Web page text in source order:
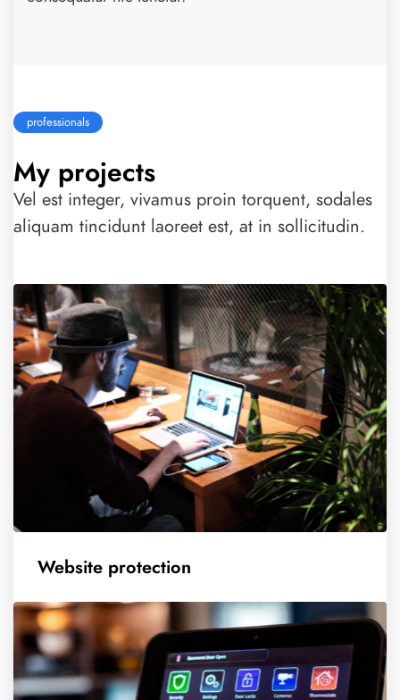
professionals
My projects
Vel est integer, vivamus proin torquent, sodales
aliquam tincidunt laoreet est, at in sollicitudin.
Website protection